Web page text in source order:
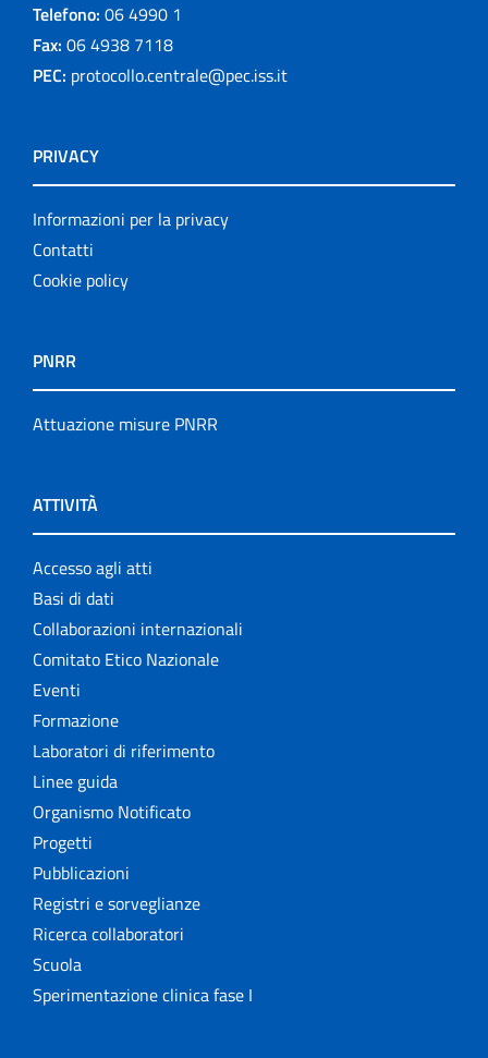
Telefono: 06 4990 1
Fax: 06 4938 7118
PEC: protocollo.centrale@pec.iss.it
PRIVACY
Informazioni per la privacy
Contatti
Cookie policy
PNRR
Attuazione misure PNRR
ATTIVITÀ
Accesso agli atti
Basi di dati
Collaborazioni internazionali
Comitato Etico Nazionale
Eventi
Formazione
Laboratori di riferimento
Linee guida
Organismo Notificato
Progetti
Pubblicazioni
Registri e sorveglianze
Ricerca collaboratori
Scuola
Sperimentazione clinica fase I